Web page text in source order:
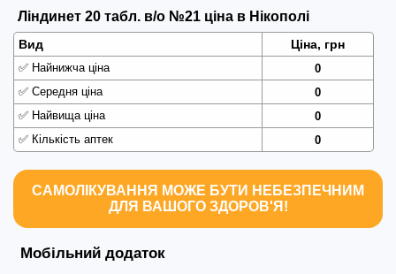
Ліндинет 20 табл. в/о №21 ціна в Нікополі
Вид Ціна, грн
✅ Найнижча ціна
0
✅ Середня ціна
0
✅ Найвища ціна
0
✅ Кількість аптек 0
САМОЛІКУВАННЯ МОЖЕ БУТИ НЕБЕЗПЕЧНИМ
ДЛЯ ВАШОГО ЗДОРОВ'Я!
Мобільний додаток